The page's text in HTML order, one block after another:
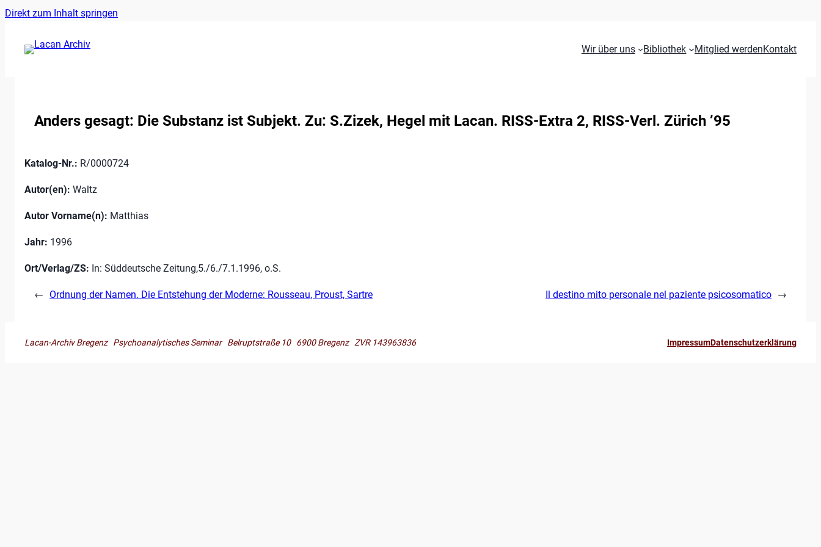
Direkt zum Inhalt springen
Wir über uns Bibliothek Mitglied werdenKontakt
Anders gesagt: Die Substanz ist Subjekt. Zu: S.Zizek, Hegel mit Lacan. RISS-Extra 2, RISS-Verl. Zürich ’95
Katalog-Nr.: R/0000724
Autor(en): Waltz
Autor Vorname(n): Matthias
Jahr: 1996
Ort/Verlag/ZS: In: Süddeutsche Zeitung,5./6./7.1.1996, o.S.
← Ordnung der Namen. Die Entstehung der Moderne: Rousseau, Proust, Sartre Il destino mito personale nel paziente psicosomatico →
Lacan-Archiv Bregenz Psychoanalytisches Seminar Belruptstraße 10 6900 Bregenz ZVR 143963836 ImpressumDatenschutzerklärung